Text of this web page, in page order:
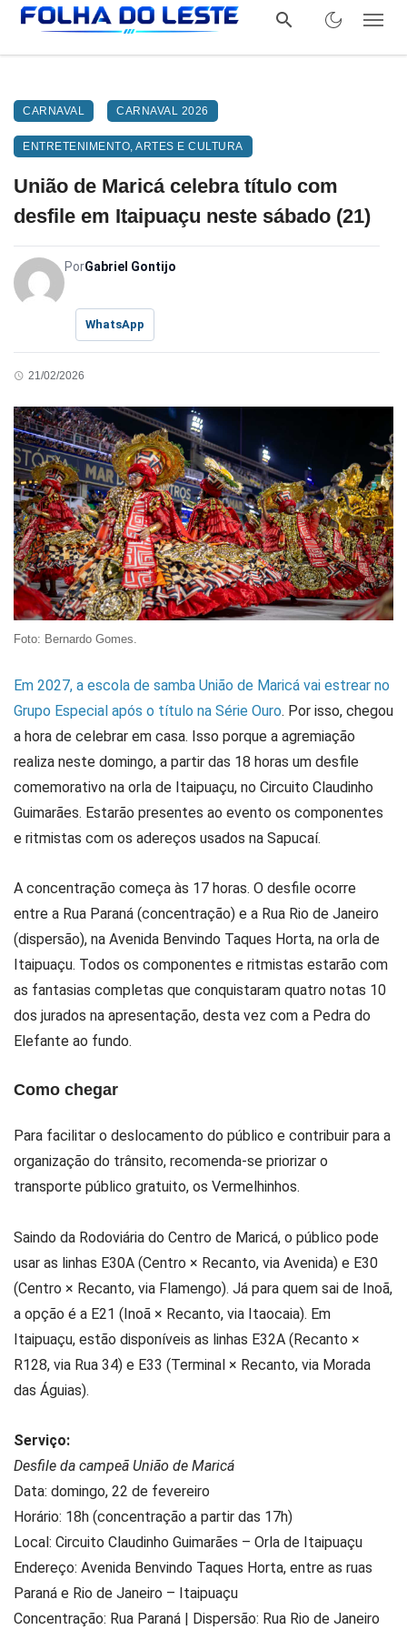
CARNAVAL CARNAVAL 2026
ENTRETENIMENTO, ARTES E CULTURA
União de Maricá celebra título com
desfile em Itaipuaçu neste sábado (21)
PorGabriel Gontijo
WhatsApp
21/02/2026
Foto: Bernardo Gomes.
Em 2027, a escola de samba União de Maricá vai estrear no
Grupo Especial após o título na Série Ouro. Por isso, chegou
a hora de celebrar em casa. Isso porque a agremiação
realiza neste domingo, a partir das 18 horas um desfile
comemorativo na orla de Itaipuaçu, no Circuito Claudinho
Guimarães. Estarão presentes ao evento os componentes
e ritmistas com os adereços usados na Sapucaí.
A concentração começa às 17 horas. O desfile ocorre
entre a Rua Paraná (concentração) e a Rua Rio de Janeiro
(dispersão), na Avenida Benvindo Taques Horta, na orla de
Itaipuaçu. Todos os componentes e ritmistas estarão com
as fantasias completas que conquistaram quatro notas 10
dos jurados na apresentação, desta vez com a Pedra do
Elefante ao fundo.
Como chegar
Para facilitar o deslocamento do público e contribuir para a
organização do trânsito, recomenda-se priorizar o
transporte público gratuito, os Vermelhinhos.
Saindo da Rodoviária do Centro de Maricá, o público pode
usar as linhas E30A (Centro × Recanto, via Avenida) e E30
(Centro × Recanto, via Flamengo). Já para quem sai de Inoã,
a opção é a E21 (Inoã × Recanto, via Itaocaia). Em
Itaipuaçu, estão disponíveis as linhas E32A (Recanto ×
R128, via Rua 34) e E33 (Terminal × Recanto, via Morada
das Águias).
Serviço:
Desfile da campeã União de Maricá
Data: domingo, 22 de fevereiro
Horário: 18h (concentração a partir das 17h)
Local: Circuito Claudinho Guimarães – Orla de Itaipuaçu
Endereço: Avenida Benvindo Taques Horta, entre as ruas
Paraná e Rio de Janeiro – Itaipuaçu
Concentração: Rua Paraná | Dispersão: Rua Rio de Janeiro